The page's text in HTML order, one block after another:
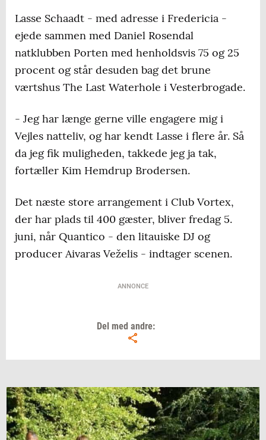
Lasse Schaadt - med adresse i Fredericia -
ejede sammen med Daniel Rosendal
natklubben Porten med henholdsvis 75 og 25
procent og står desuden bag det brune
værtshus The Last Waterhole i Vesterbrogade.
- Jeg har længe gerne ville engagere mig i
Vejles natteliv, og har kendt Lasse i flere år. Så
da jeg fik muligheden, takkede jeg ja tak,
fortæller Kim Hemdrup Brodersen.
Det næste store arrangement i Club Vortex,
der har plads til 400 gæster, bliver fredag 5.
juni, når Quantico - den litauiske DJ og
producer Aivaras Veželis - indtager scenen.
ANNONCE
Del med andre: